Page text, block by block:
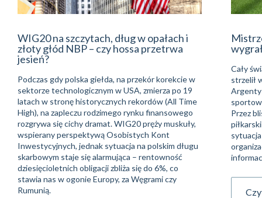
WIG20 na szczytach, dług w opałach i
złoty głód NBP – czy hossa przetrwa
jesień?
Podczas gdy polska giełda, na przekór korekcie w
sektorze technologicznym w USA, zmierza po 19
latach w stronę historycznych rekordów (All Time
High), na zapleczu rodzimego rynku finansowego
rozgrywa się cichy dramat. WIG20 pręży muskuły,
wspierany perspektywą Osobistych Kont
Inwestycyjnych, jednak sytuacja na polskim długu
skarbowym staje się alarmująca – rentowność
dziesięcioletnich obligacji zbliża się do 6%, co
stawia nas w ogonie Europy, za Węgrami czy
Rumunią.
Cały
strzelił
Przez